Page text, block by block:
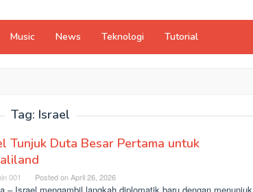
Music News Teknologi Tutorial
Tag: Israel
Tunjuk Duta Besar Pertama untuk
001 Posted onApril 26, 2026